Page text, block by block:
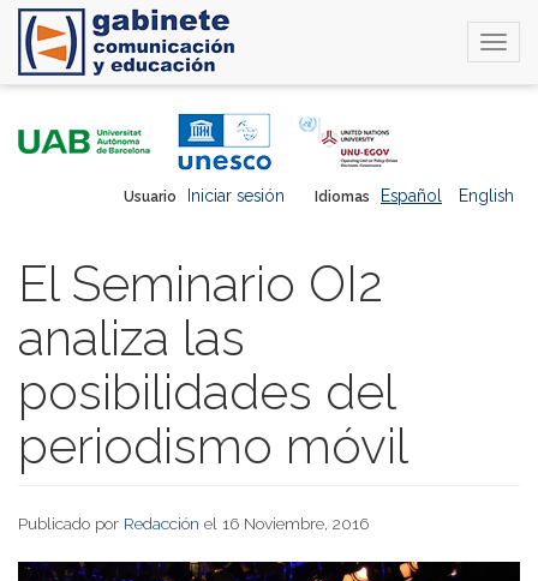
Idiomas Español English
Usuario Iniciar sesión
El Seminario OI2
analiza las
posibilidades del
periodismo móvil
Publicado por Redacción el 16 Noviembre, 2016